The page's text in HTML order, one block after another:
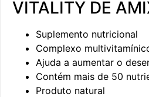
VITALITY DE
Suplemento nutricional
Complexo
Ajuda a aumentar o
Contém mais de 50
Produto natural